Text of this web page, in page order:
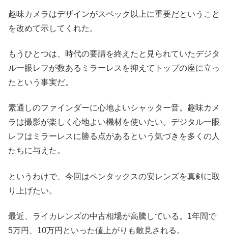
趣味カメラはデザインがスペック以上に重要だということ
を改めて示してくれた。
もうひとつは、時代の要請を終えたと見られていたデジタ
ル一眼レフが数あるミラーレスを抑えてトップの座に立っ
たという事実だ。
素通しのファインダーに心地よいシャッター音。趣味カメ
ラは撮影が楽しく心地よい機材を使いたい。デジタル一眼
レフはミラーレスに勝る点があるという気づきを多くの人
たちに与えた。
というわけで、今回はペンタックスの安レンズを真剣に取
り上げたい。
最近、ライカレンズの中古相場が高騰している。1年間で
5万円、10万円といった値上がりも散見される。